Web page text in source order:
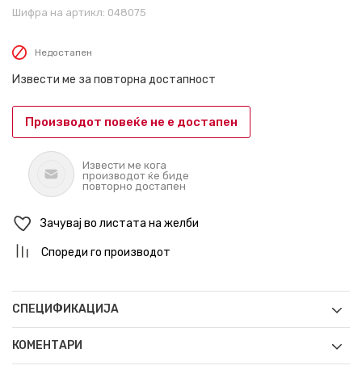
Шифра на артикл: 048075
Недостапен
Извести ме за повторна достапност
Производот повеќе не е достапен
Извести ме кога
производот ќе биде
повторно достапен
Зачувај во листата на желби
Спореди го производот
СПЕЦИФИКАЦИЈА
КОМЕНТАРИ